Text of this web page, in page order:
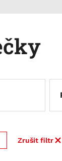
Zrušit filtr